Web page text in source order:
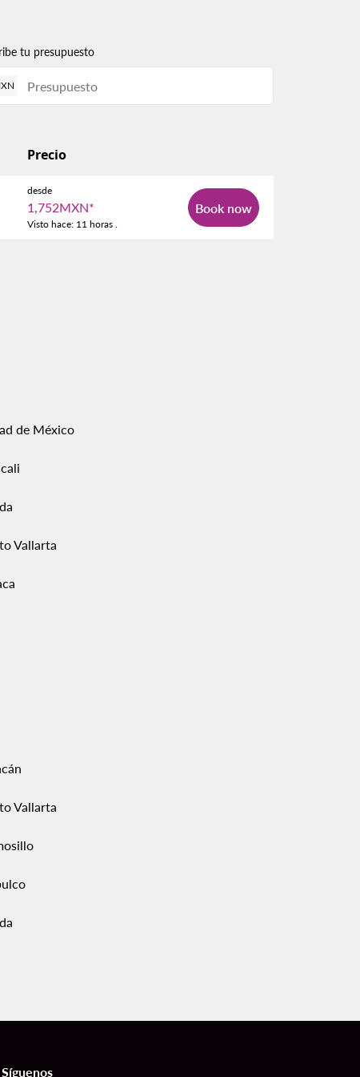
tu presupuesto
Precio
desde
1,752MXN*
Visto hace: 11 horas .
Book now
de México
Vallarta
Vallarta
Síguenos